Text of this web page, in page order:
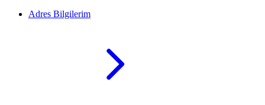
Adres Bilgilerim